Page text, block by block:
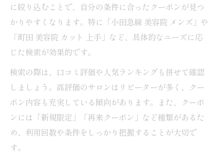
メンズ向け美容院クーポンの選び方と予約
のコツ
メンズにおすすめの美容院クーポン活用法
を解説
小田急線沿線でメンズ利用が多い美容院ク
ーポン特集
美容院クーポンで実現するメンズカットの
賢い予約術
口コミ評価で選ぶメンズ向け美容院クーポ
に絞り込むことで、自分の条件に合ったクーポンが見つ
かりやすくなります。特に「小田急線 美容院 メンズ」や
「町田 美容院 カット 上手」など、具体的なニーズに応
じた検索が効果的です。
検索の際は、口コミ評価や人気ランキングも併せて確認
しましょう。高評価のサロンはリピーターが多く、クー
ポン内容も充実している傾向があります。また、クーポ
ンには「新規限定」「再来クーポン」など種類があるた
め、利用回数や条件をしっかり把握することが大切で
す。